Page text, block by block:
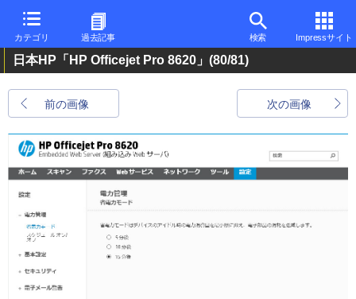
カテゴリ 過去記事 検索 Impressサイト
日本HP「HP Officejet Pro 8620」 (80/81)
前の画像 次の画像